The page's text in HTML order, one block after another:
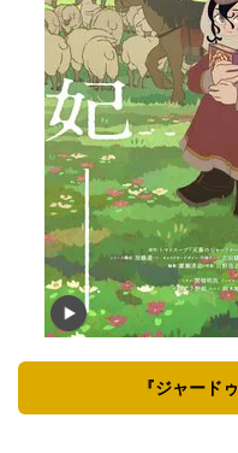
『ジャード